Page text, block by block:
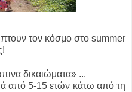
τον κόσμο στο summer
δικαιώματα» ...
από 5-15 ετών κάτω από τη